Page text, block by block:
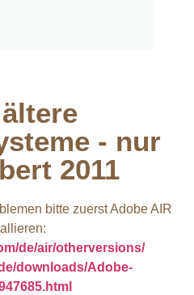
- nur
2011​
bitte zuerst Adobe AIR
de/air/otherversions/
downloads/Adobe-